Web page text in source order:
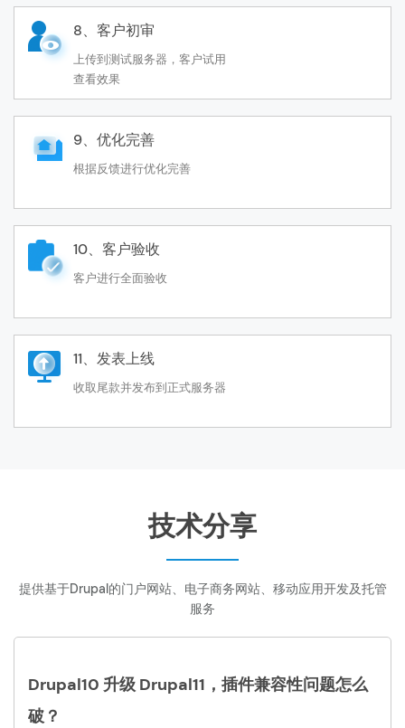
8、客户初审
上传到测试服务器，客户试用
查看效果
9、优化完善
根据反馈进行优化完善
10、客户验收
客户进行全面验收
11、发表上线
收取尾款并发布到正式服务器
技术分享
提供基于Drupal的门户网站、电子商务网站、移动应用开发及托管
服务
Drupal10 升级 Drupal11，插件兼容性问题怎么
破？